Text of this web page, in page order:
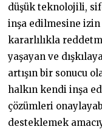
düşük teknolojili,
inşa edilmesine
kararlılıkla
yaşayan ve
artışın bir sonucu
halkın kendi inşa
çözümleri
desteklemek